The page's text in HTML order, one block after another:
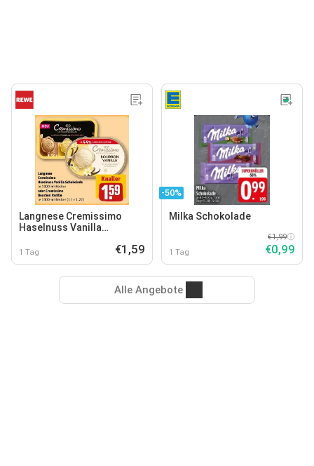
Langnese Cremissimo
Haselnuss Vanilla
Cremissimo Bourbon
1 Tag €1,59
-50%
Milka Schokolade
1 Tag
€1,99
€0,99
Alle Angebote